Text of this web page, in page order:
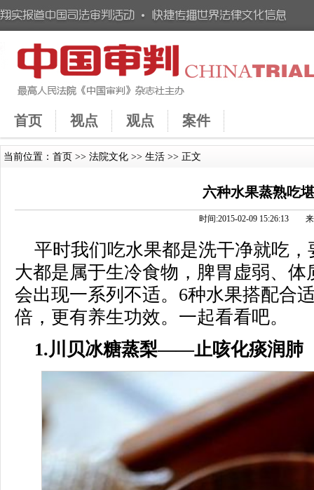
首页 视点 观点 案件
当前位置： 首页 >> 法院文化 >> 生活 >> 正文
六种水果蒸熟吃
时间:2015-02-09 15:26:13
平时我们吃水果都是洗干净就吃
大都是属于生冷食物，脾胃虚弱、
会出现一系列不适。6种水果搭配合
倍，更有养生功效。一起看看吧。
1.川贝冰糖蒸梨——止咳化痰润肺